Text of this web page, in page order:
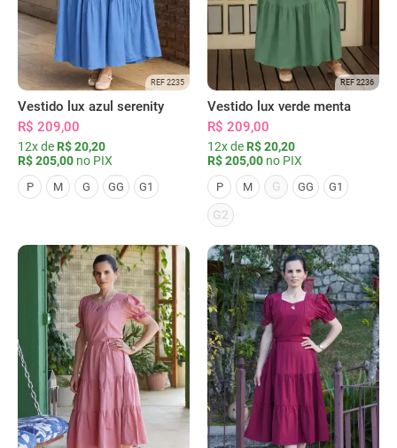
REF 2235
Vestido lux azul serenity
R$ 209,00
12x de R$ 20,20
R$ 205,00 no PIX
P M G GG G1
REF 2236
Vestido lux verde menta
R$ 209,00
12x de R$ 20,20
R$ 205,00 no PIX
P M G GG G1
G2